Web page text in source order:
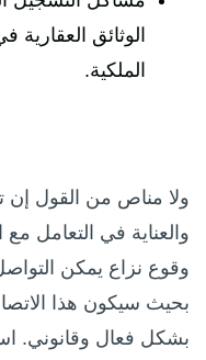
الوثائق
الملكية.
ولا مناص من القول إن
والعناية في التعامل
وقوع نزاع يمكن
بحيث سيكون هذا
بشكل فعال وقانوني.